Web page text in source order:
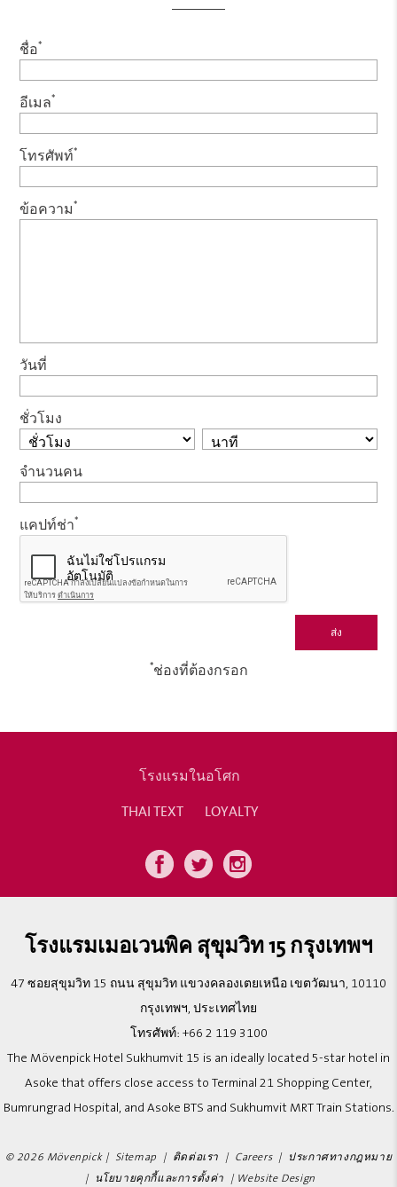
ชื่อ*
อีเมล*
โทรศัพท์*
ข้อความ*
วันที่
ชั่วโมง
จำนวนคน
แคปท์ช่า*
*ช่องที่ต้องกรอก
โรงแรมในอโศก
THAI TEXT
LOYALTY
โรงแรมเมอเวนพิค สุขุมวิท 15 กรุงเทพฯ
47 ซอยสุขุมวิท 15 ถนน สุขุมวิท แขวงคลองเตยเหนือ เขตวัฒนา, 10110
กรุงเทพฯ, ประเทศไทย
โทรศัพท์: +66 2 119 3100
The Mövenpick Hotel Sukhumvit 15 is an ideally located 5-star hotel in
Asoke that offers close access to Terminal 21 Shopping Center,
Bumrungrad Hospital, and Asoke BTS and Sukhumvit MRT Train Stations.
© 2026 Mövenpick | Sitemap | ติดต่อเรา | Careers|
ประกาศทางกฎหมาย
|
นโยบายคุกกี้และการตั้งค่า | Website Design